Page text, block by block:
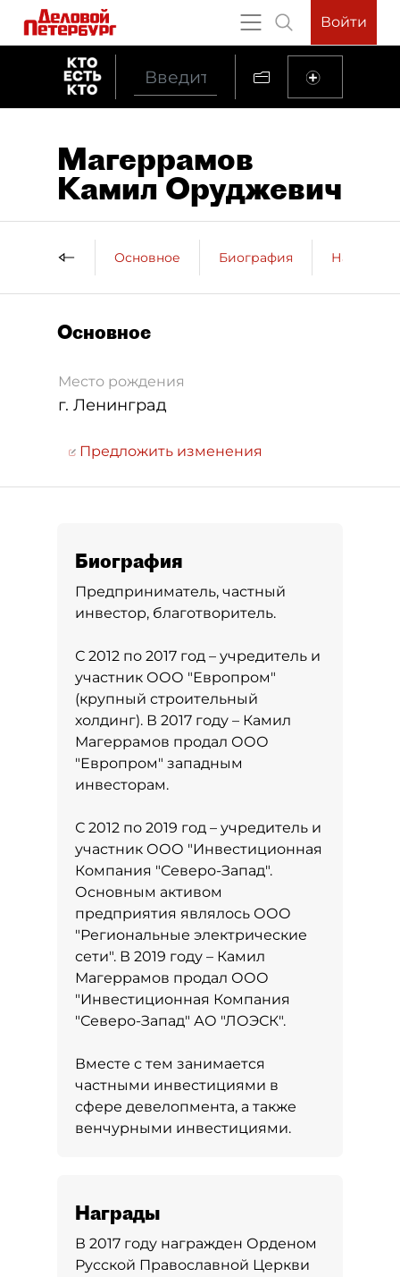
Войти
Магеррамов
Камил Оруджевич
Основное Биография Награды
Основное
Место рождения
г. Ленинград
Предложить изменения
Биография
Предприниматель, частный
инвестор, благотворитель.
С 2012 по 2017 год – учредитель и
участник ООО "Европром"
(крупный строительный
холдинг). В 2017 году – Камил
Магеррамов продал ООО
"Европром" западным
инвесторам.
С 2012 по 2019 год – учредитель и
участник ООО "Инвестиционная
Компания "Северо-Запад".
Основным активом
предприятия являлось ООО
"Региональные электрические
сети". В 2019 году – Камил
Магеррамов продал ООО
"Инвестиционная Компания
"Северо-Запад" АО "ЛОЭСК".
Вместе с тем занимается
частными инвестициями в
сфере девелопмента, а также
венчурными инвестициями.
Награды
В 2017 году награжден Орденом
Русской Православной Церкви